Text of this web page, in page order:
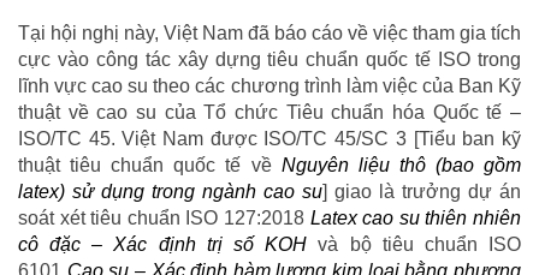
Tại hội nghị này, Việt Nam đã báo cáo về việc tham gia tích
cực vào công tác xây dựng tiêu chuẩn quốc tế ISO trong
lĩnh vực cao su theo các chương trình làm việc của Ban Kỹ
thuật về cao su của Tổ chức Tiêu chuẩn hóa Quốc tế –
ISO/TC 45. Việt Nam được ISO/TC 45/SC 3 [Tiểu ban kỹ
thuật tiêu chuẩn quốc tế về Nguyên liệu thô (bao gồm
latex) sử dụng trong ngành cao su] giao là trưởng dự án
soát xét tiêu chuẩn ISO 127:2018 Latex cao su thiên nhiên
cô đặc – Xác định trị số KOH và bộ tiêu chuẩn ISO
6101 Cao su – Xác định hàm lượng kim loại bằng phương